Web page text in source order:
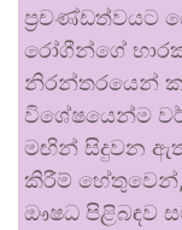
ප්‍රචණ්ඩත්වයට
රෝගීන්ගේ
නිරන්තරයෙන්
විශේෂයෙන්ම
මඟින් සිදුවන
කිරීම් හේතුවෙන්,
ඖෂධ පිළිබඳව